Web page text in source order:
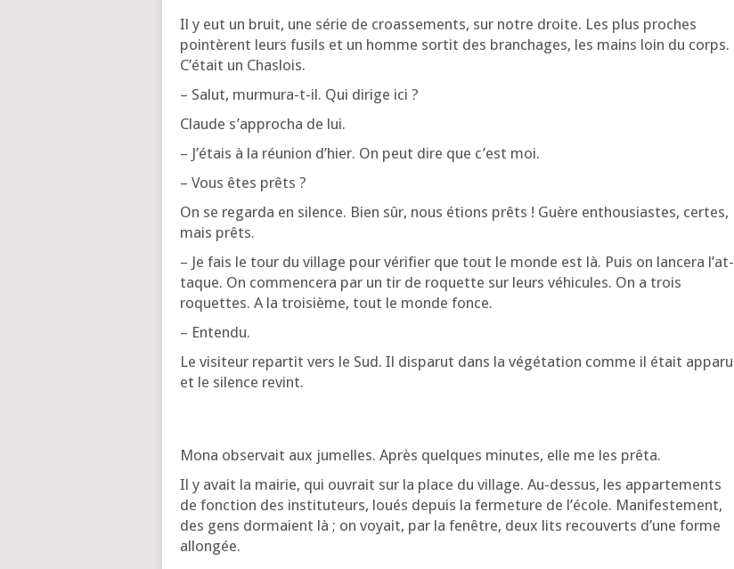
Il y eut un bruit, une série de croas­se­ments, sur notre droite. Les plus proches
poin­tèrent leurs fusils et un homme sor­tit des bran­chages, les mains loin du corps.
C’é­tait un Chaslois.
– Salut, mur­mu­ra-t-il. Qui dirige ici ?
Claude s’ap­pro­cha de lui.
– J’é­tais à la réunion d’hier. On peut dire que c’est moi.
– Vous êtes prêts ?
On se regar­da en silence. Bien sûr, nous étions prêts ! Guère enthou­siastes, certes,
mais prêts.
– Je fais le tour du vil­lage pour véri­fier que tout le monde est là. Puis on lan­ce­ra l’at­
taque. On com­men­ce­ra par un tir de roquette sur leurs véhi­cules. On a trois
roquettes. A la troi­sième, tout le monde fonce.
– Enten­du.
Le visi­teur repar­tit vers le Sud. Il dis­pa­rut dans la végé­ta­tion comme il était appa­ru
et le silence revint.
Mona obser­vait aux jumelles. Après quelques minutes, elle me les prêta.
Il y avait la mai­rie, qui ouvrait sur la place du vil­lage. Au-des­sus, les appar­te­ments
de fonc­tion des ins­ti­tu­teurs, loués depuis la fer­me­ture de l’é­cole. Mani­fes­te­ment,
des gens dor­maient là ; on voyait, par la fenêtre, deux lits recou­verts d’une forme
allongée.